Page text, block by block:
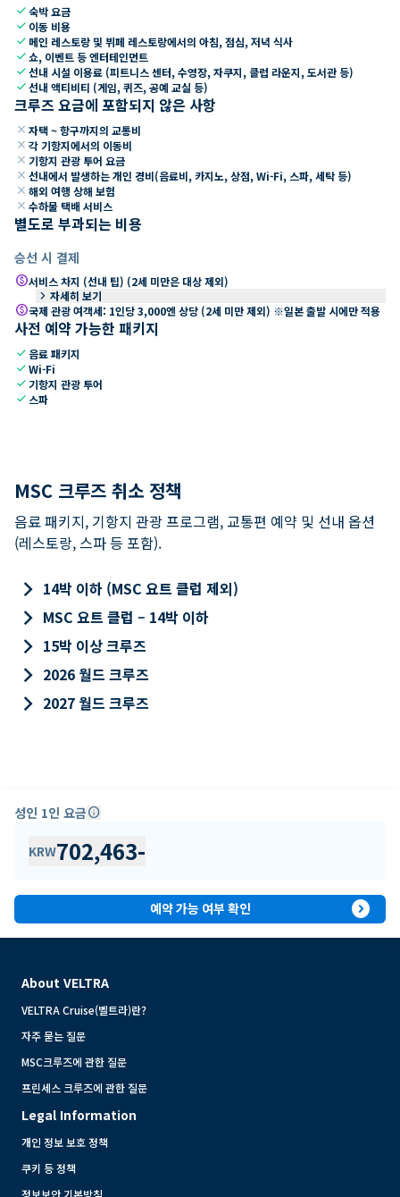
check숙박 요금
check 이동 비용
check 메인 레스토랑 및 뷔페 레스토랑에서의 아침, 점심, 저녁 식사
check쇼, 이벤트 등 엔터테인먼트
check선내 시설 이용료 (피트니스 센터, 수영장, 자쿠지, 클럽 라운지, 도서관 등)
check선내 액티비티 (게임, 퀴즈, 공예 교실 등)
크루즈 요금에 포함되지 않은 사항
close 자택 ~ 항구까지의 교통비
close 각 기항지에서의 이동비
close 기항지 관광 투어 요금
close 선내에서 발생하는 개인 경비(음료비, 카지노, 상점, Wi-Fi, 스파, 세탁 등)
close 해외 여행 상해 보험
close 수하물 택배 서비스
별도로 부과되는 비용
승선 시 결제
paid서비스 차지 (선내 팁) (2세 미만은 대상 제외)
keyboard_arrow_right 자세히 보기
paid국제 관광 여객세: 1인당 3,000엔 상당 (2세 미만 제외) ※일본 출발 시에만 적용
사전 예약 가능한 패키지
check 음료 패키지
checkWi-Fi
check 기항지 관광 투어
check 스파
MSC 크루즈 취소 정책
음료 패키지, 기항지 관광 프로그램, 교통편 예약 및 선내 옵션
(레스토랑, 스파 등 포함).
keyboard_arrow_right 14박 이하 (MSC 요트 클럽 제외)
keyboard_arrow_right MSC 요트 클럽 – 14박 이하
keyboard_arrow_right 15박 이상 크루즈
keyboard_arrow_right 2026 월드 크루즈
keyboard_arrow_right 2027 월드 크루즈
성인 1인 요금info
KRW702,463-
예약 가능 여부 확인 expand_circle_right
About VELTRA
VELTRA Cruise(벨트라)란?
자주 묻는 질문
MSC크루즈에 관한 질문
프린세스 크루즈에 관한 질문
Legal Information
개인 정보 보호 정책
쿠키 등 정책
정보보안 기본방침